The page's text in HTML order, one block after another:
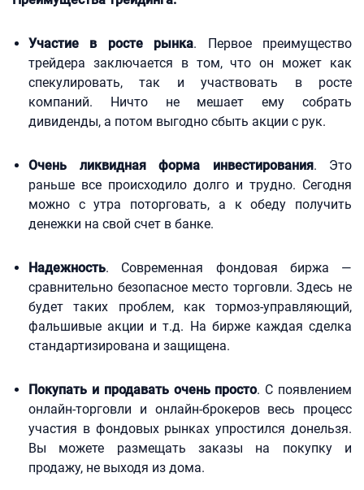
Участие в росте рынка. Первое преимущество
трейдера заключается в том, что он может как
спекулировать, так и участвовать в росте
компаний. Ничто не мешает ему собрать
дивиденды, а потом выгодно сбыть акции с рук.
Очень ликвидная форма инвестирования. Это
раньше все происходило долго и трудно. Сегодня
можно с утра поторговать, а к обеду получить
денежки на свой счет в банке.
Надежность. Современная фондовая биржа —
сравнительно безопасное место торговли. Здесь не
будет таких проблем, как тормоз-управляющий,
фальшивые акции и т.д. На бирже каждая сделка
стандартизирована и защищена.
Покупать и продавать очень просто. С появлением
онлайн-торговли и онлайн-брокеров весь процесс
участия в фондовых рынках упростился донельзя.
Вы можете размещать заказы на покупку и
продажу, не выходя из дома.